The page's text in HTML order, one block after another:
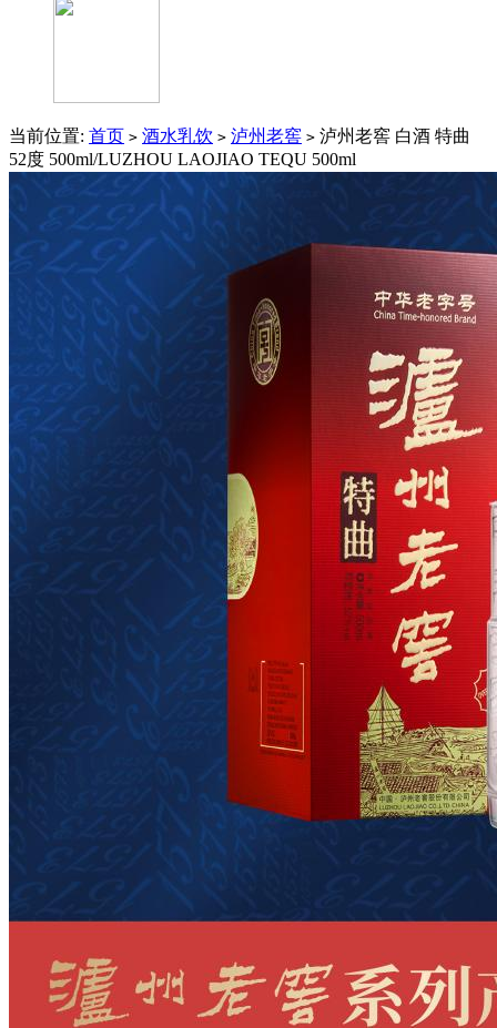
当前位置: 首页 > 酒水乳饮 > 泸州老窖 > 泸州老窖 白酒 特曲
52度 500ml/LUZHOU LAOJIAO TEQU 500ml